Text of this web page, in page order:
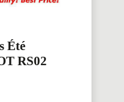
Été
RS02